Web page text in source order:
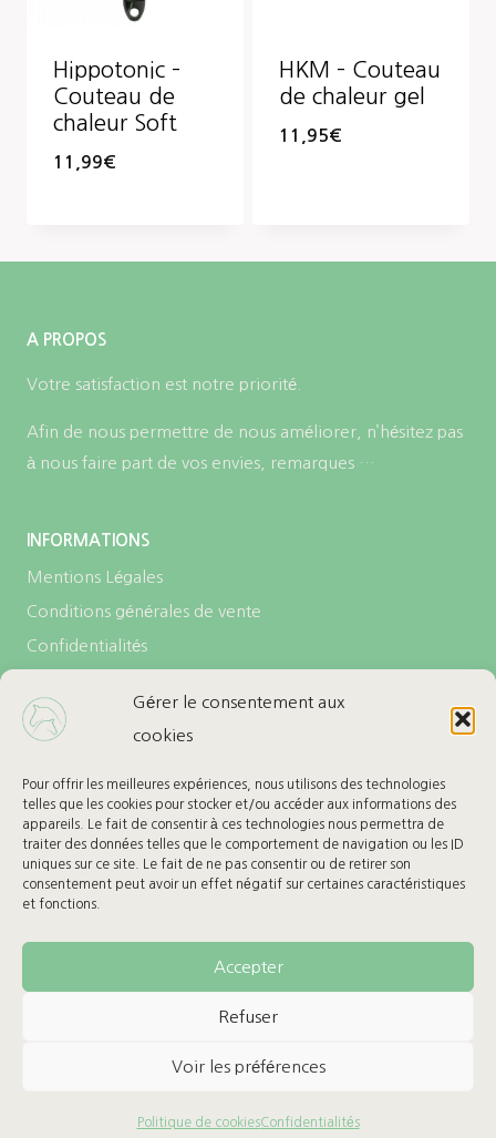
Gérer le consentement aux
cookies
Pour offrir les meilleures expériences, nous utilisons des technologies
telles que les cookies pour stocker et/ou accéder aux informations des
appareils. Le fait de consentir à ces technologies nous permettra de
traiter des données telles que le comportement de navigation ou les ID
uniques sur ce site. Le fait de ne pas consentir ou de retirer son
consentement peut avoir un effet négatif sur certaines caractéristiques
et fonctions.
Accepter
Refuser
Voir les préférences
Politique de cookiesConfidentialités
Hippotonic –
Couteau de
chaleur Soft
11,99€
HKM – Couteau
de chaleur gel
11,95€
A PROPOS
Votre satisfaction est notre priorité.
Afin de nous permettre de nous améliorer, n’hésitez pas
à nous faire part de vos envies, remarques …
INFORMATIONS
Mentions Légales
Conditions générales de vente
Confidentialités
LES + DE L’ECURIE
Carte cadeau
Ma Wishlist
BESOIN D’AIDE